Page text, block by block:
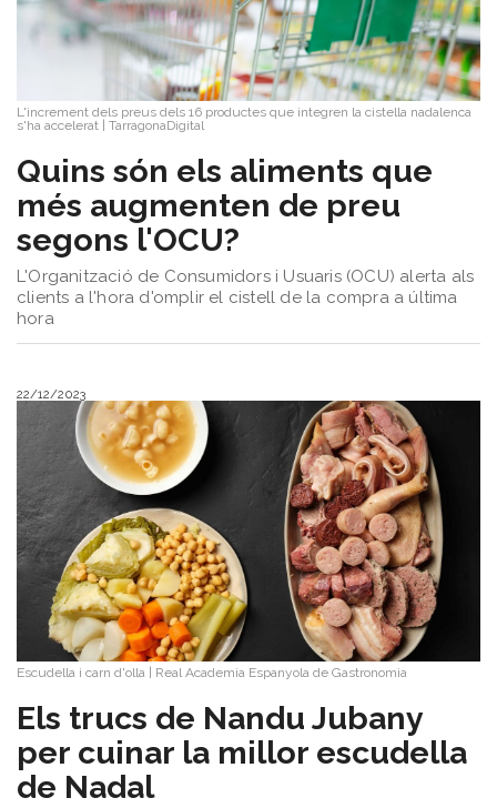
L'increment dels preus dels 16 productes que integren la cistella nadalenca
s'ha accelerat | TarragonaDigital
Quins són els aliments que
més augmenten de preu
segons l'OCU?
L'Organització de Consumidors i Usuaris (OCU) alerta als
clients a l'hora d'omplir el cistell de la compra a última
hora
22/12/2023
Escudella i carn d'olla Real Academia Espanyola de Gastronomia
Els trucs de Nandu Jubany
per cuinar la millor escudella
de Nadal